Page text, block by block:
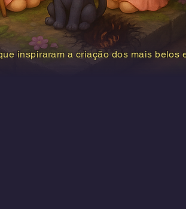
inspiraram a criação dos mais belos